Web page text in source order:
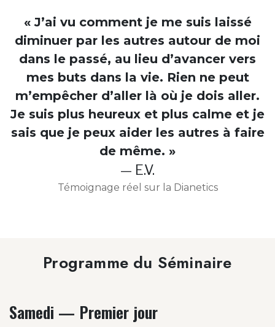
« J’ai vu comment je me suis laissé
diminuer par les autres autour de moi
dans le passé, au lieu d’avancer vers
mes buts dans la vie. Rien ne peut
m’empêcher d’aller là où je dois aller.
Je suis plus heureux et plus calme et je
sais que je peux aider les autres à faire
de même. »
— E.V.
Témoignage réel sur la Dianetics
Programme du Séminaire
Samedi — Premier jour